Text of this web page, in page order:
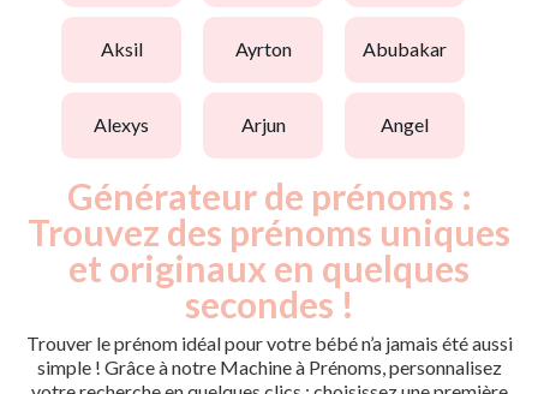
aksil ayrton abubakar
alexys arjun angel
Générateur de prénoms :
Trouvez des prénoms uniques
et originaux en quelques
secondes !
Trouver le prénom idéal pour votre bébé n’a jamais été aussi
simple ! Grâce à notre Machine à Prénoms, personnalisez